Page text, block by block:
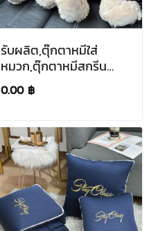
รับผลิต,ตุ๊กตาหมีใส่
หมวก,ตุ๊กตาหมีสกรีน
โลโก้,ตุ๊กตาหมีของ
ขวัญ,โรงงานผลิตตุ๊กตา
แจก,30cm
0.00 ฿